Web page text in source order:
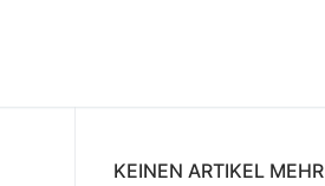
KEINEN ARTIKEL MEHR